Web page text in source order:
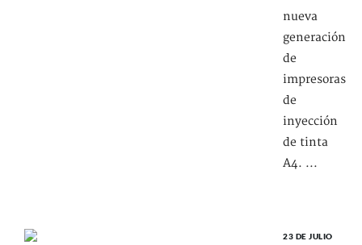
nueva
generación
de
impresoras
de
inyección
de tinta
A4. ...
23 DE JULIO